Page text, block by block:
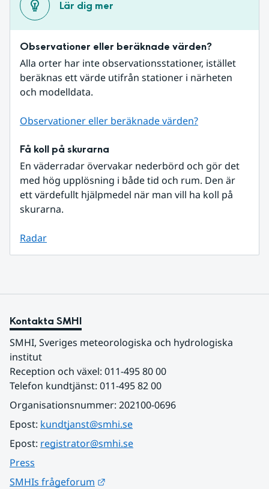
Lär dig mer
Observationer eller beräknade värden?
Alla orter har inte observationsstationer, istället
beräknas ett värde utifrån stationer i närheten
och modelldata.
Observationer eller beräknade värden?
Få koll på skurarna
En väderradar övervakar nederbörd och gör det
med hög upplösning i både tid och rum. Den är
ett värdefullt hjälpmedel när man vill ha koll på
skurarna.
Radar
Kontakta SMHI
SMHI, Sveriges meteorologiska och hydrologiska
institut
Reception och växel: 011-495 80 00
Telefon kundtjänst: 011-495 82 00
Organisationsnummer: 202100-0696
Epost: kundtjanst@smhi.se
Epost: registrator@smhi.se
Press
SMHIs frågeforum